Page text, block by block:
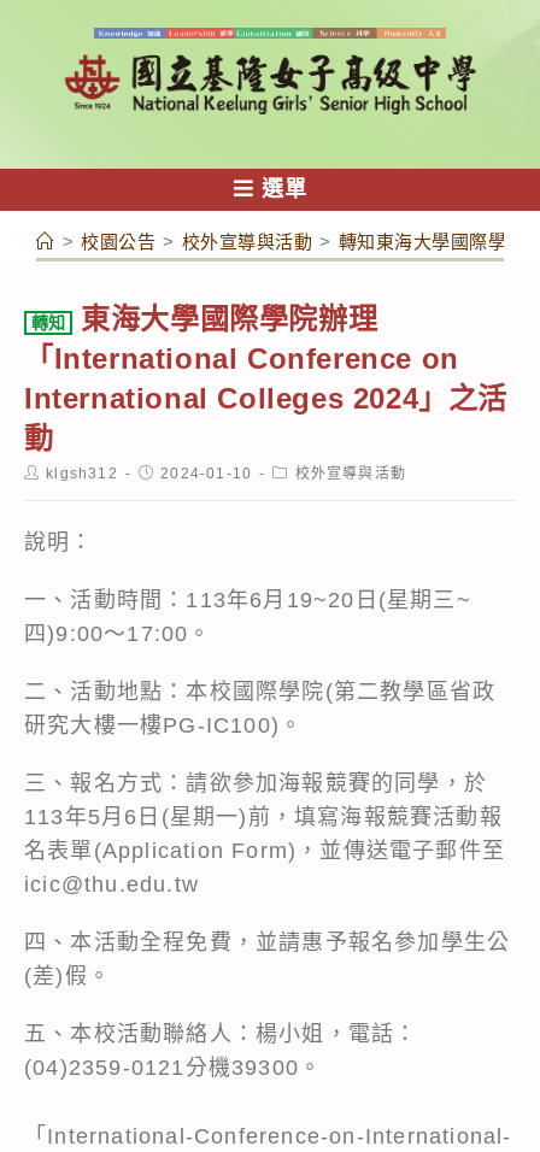
容
選單
> 校園公告 > 校外宣導與活動 > 轉知東海大學國際學院
轉知
東海大學國際學院辦理
「International Conference on
International Colleges 2024」之活
動
Postklgsh312
Post2024-01-10
Post校外宣導與活動
說明：
一、活動時間：113年6月19~20日(星期三~
四)9:00～17:00。
二、活動地點：本校國際學院(第二教學區省政
研究大樓一樓PG-IC100)。
三、報名方式：請欲參加海報競賽的同學，於
113年5月6日(星期一)前，填寫海報競賽活動報
名表單(Application Form)，並傳送電子郵件至
icic@thu.edu.tw
四、本活動全程免費，並請惠予報名參加學生公
(差)假。
五、本校活動聯絡人：楊小姐，電話：
(04)2359-0121分機39300。
「International-Conference-on-International-